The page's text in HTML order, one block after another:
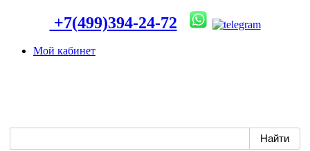
+7(499)394-24-72
Мой кабинет